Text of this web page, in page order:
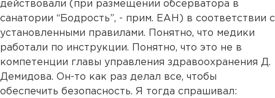
действовали (при размещении обсерватора в
санатории “Бодрость”, - прим. ЕАН) в соответствии с
установленными правилами. Понятно, что медики
работали по инструкции. Понятно, что это не в
компетенции главы управления здравоохранения Д.
Демидова. Он-то как раз делал все, чтобы
обеспечить безопасность. Я тогда спрашивал: